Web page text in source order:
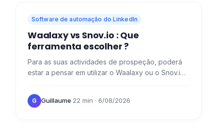
Software de automação do LinkedIn
Waalaxy vs Snov.io : Que
ferramenta escolher ?
Para as suas actividades de prospeção, poderá
estar a pensar em utilizar o Waalaxy ou o Snov.io .
duas…
G Guillaume·22 min · 6/08/2026